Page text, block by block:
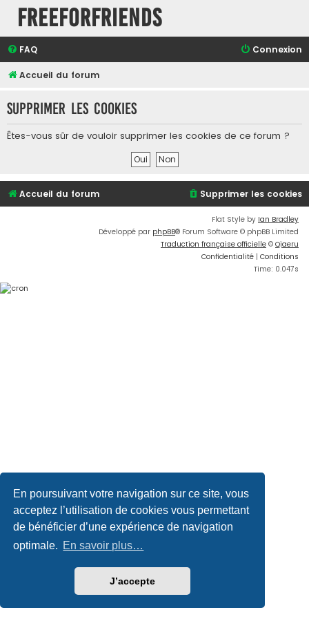
En poursuivant votre navigation sur ce site, vous
acceptez l’utilisation de cookies vous permettant
de bénéficier d’une expérience de navigation
optimale. En savoir plus…
J’accepte
FreeForFriends
FAQ Connexion
Accueil du forum
Supprimer les cookies
Êtes-vous sûr de vouloir supprimer les cookies de ce forum ?
Accueil du forum Supprimer les cookies
Flat Style by Ian Bradley
Développé par phpBB® Forum Software © phpBB Limited
Traduction française officielle © Qiaeru
Confidentialité | Conditions
Time: 0.047s